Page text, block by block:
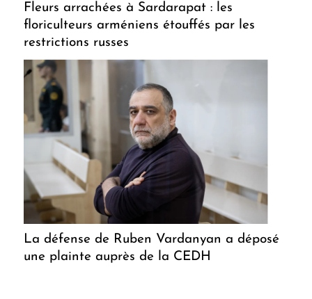
Fleurs arrachées à Sardarapat : les
floriculteurs arméniens étouffés par les
restrictions russes
La défense de Ruben Vardanyan a déposé
une plainte auprès de la CEDH